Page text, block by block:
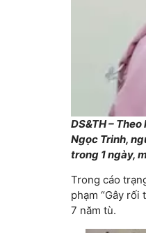
DS&TH –
Ngọc Trinh,
trong 1 ngày,
Trong cáo
phạm “Gây
7 năm tù.